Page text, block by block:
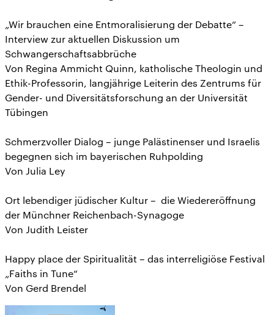
„Wir brauchen eine Entmoralisierung der Debatte“ –
Interview zur aktuellen Diskussion um
Schwangerschaftsabbrüche
Von Regina Ammicht Quinn, katholische Theologin und
Ethik-Professorin, langjährige Leiterin des Zentrums für
Gender- und Diversitätsforschung an der Universität
Tübingen
Schmerzvoller Dialog – junge Palästinenser und Israelis
begegnen sich im bayerischen Ruhpolding
Von Julia Ley
Ort lebendiger jüdischer Kultur – die Wiedereröffnung
der Münchner Reichenbach-Synagoge
Von Judith Leister
Happy place der Spiritualität – das interreligiöse Festival
„Faiths in Tune“
Von Gerd Brendel